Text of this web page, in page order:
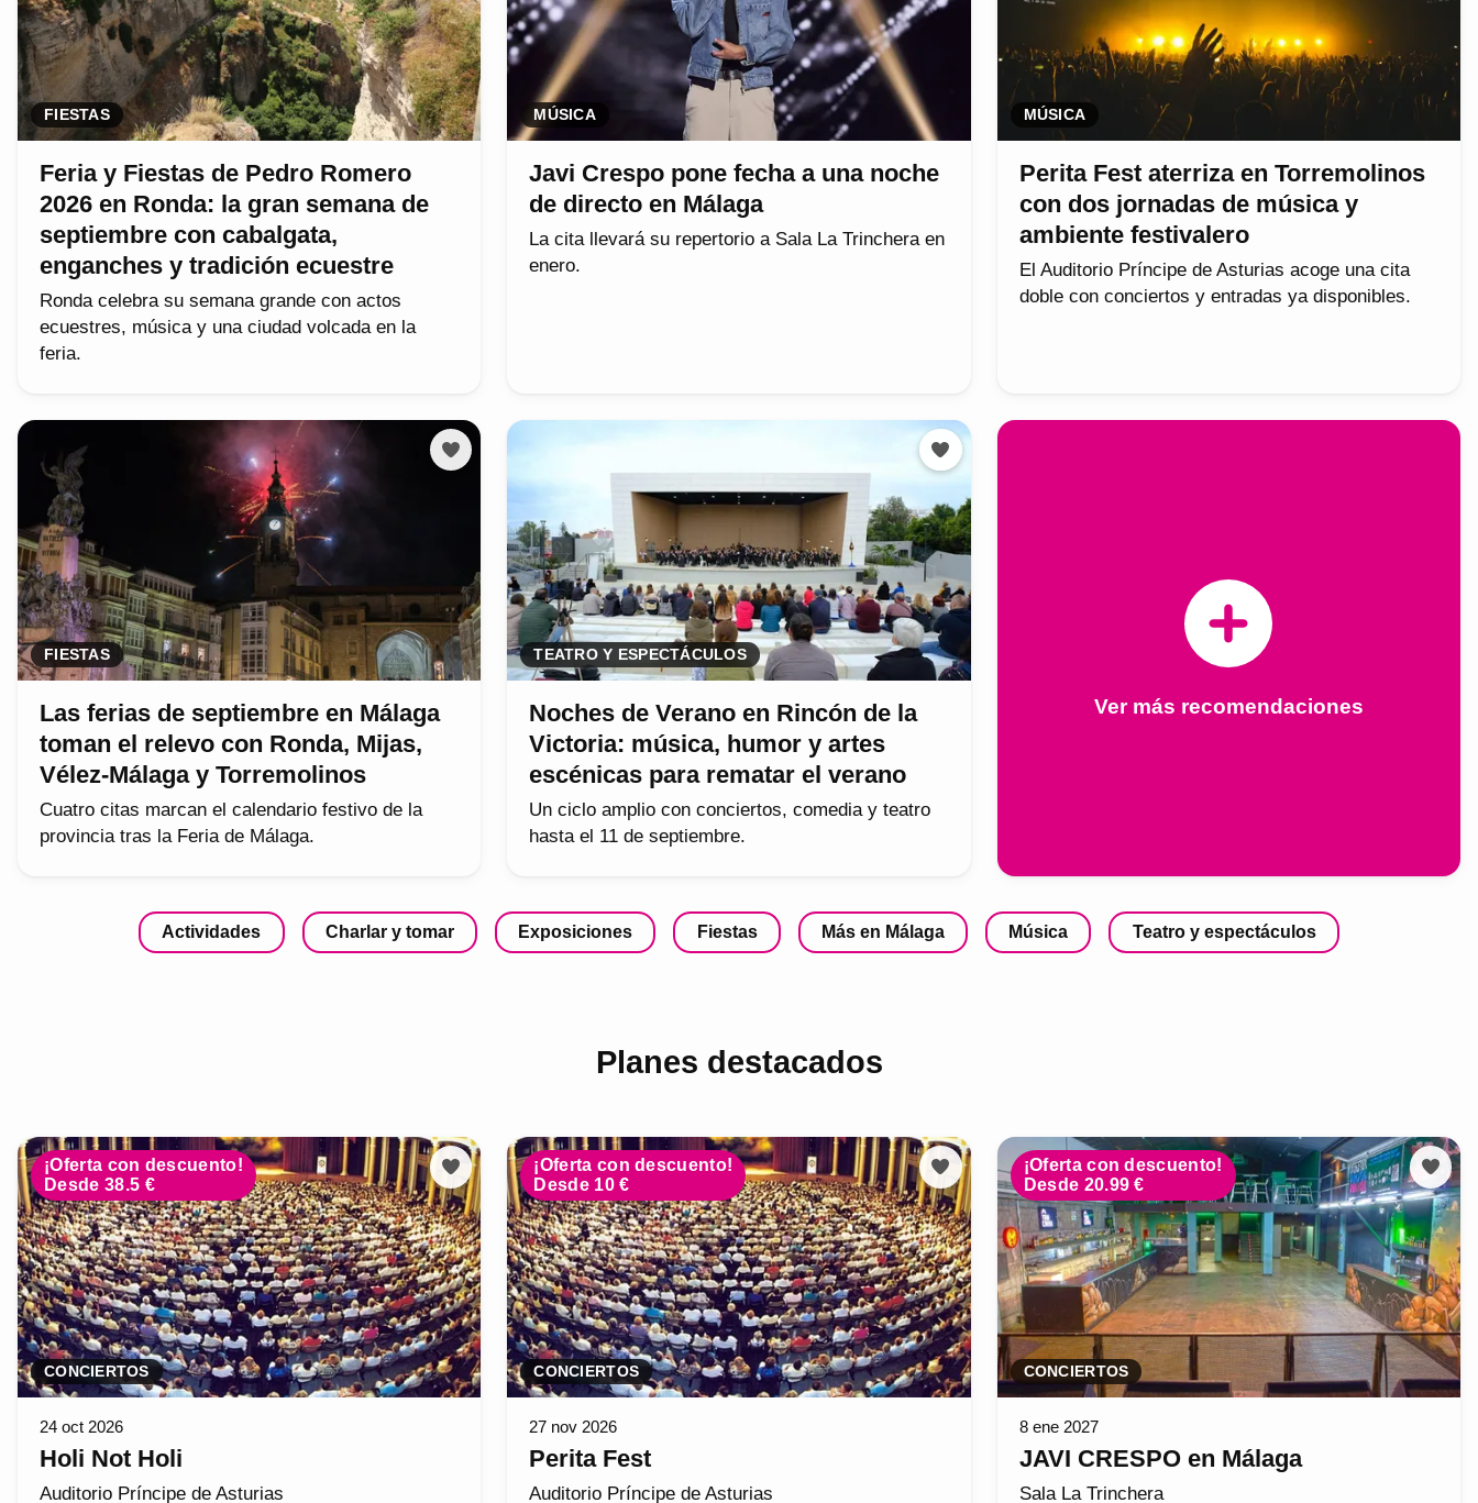
FIESTAS
Feria y Fiestas de Pedro Romero
2026 en Ronda: la gran semana de
septiembre con cabalgata,
enganches y tradición ecuestre
Ronda celebra su semana grande con actos
ecuestres, música y una ciudad volcada en la
feria.
MÚSICA
Javi Crespo pone fecha a una noche
de directo en Málaga
La cita llevará su repertorio a Sala La Trinchera en
enero.
MÚSICA
Perita Fest aterriza en Torremolinos
con dos jornadas de música y
ambiente festivalero
El Auditorio Príncipe de Asturias acoge una cita
doble con conciertos y entradas ya disponibles.
FIESTAS
Las ferias de septiembre en Málaga
toman el relevo con Ronda, Mijas,
Vélez-Málaga y Torremolinos
Cuatro citas marcan el calendario festivo de la
provincia tras la Feria de Málaga.
TEATRO Y ESPECTÁCULOS
Noches de Verano en Rincón de la
Victoria: música, humor y artes
escénicas para rematar el verano
Un ciclo amplio con conciertos, comedia y teatro
hasta el 11 de septiembre.
Ver más recomendaciones
Actividades Charlar y tomar Exposiciones Fiestas Más en Málaga Música Teatro y espectáculos
Planes destacados
¡Oferta con descuento!
Desde 38.5 €
CONCIERTOS
24 oct 2026
Holi Not Holi
Auditorio Príncipe de Asturias
¡Oferta con descuento!
Desde 10 €
CONCIERTOS
27 nov 2026
Perita Fest
Auditorio Príncipe de Asturias
¡Oferta con descuento!
Desde 20.99 €
CONCIERTOS
8 ene 2027
JAVI CRESPO en Málaga
Sala La Trinchera